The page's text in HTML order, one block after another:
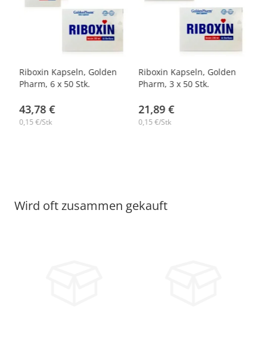
-14%
Riboxin Kapseln, Golden
Pharm, 6 х 50 Stk.
43,78 €
0,15 €/Stk
-14%
Riboxin Kapseln, Golden
Pharm, 3 х 50 Stk.
21,89 €
0,15 €/Stk
Wird oft zusammen gekauft